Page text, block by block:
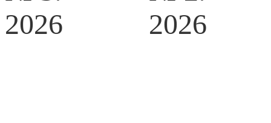
2026
2026